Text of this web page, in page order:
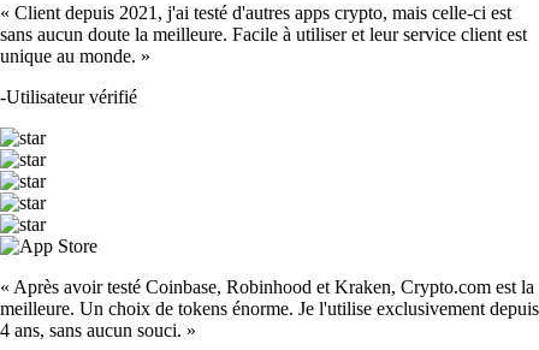
« Client depuis 2021, j'ai testé d'autres apps crypto, mais celle-ci est
sans aucun doute la meilleure. Facile à utiliser et leur service client est
unique au monde. »
-Utilisateur vérifié
« Après avoir testé Coinbase, Robinhood et Kraken, Crypto.com est la
meilleure. Un choix de tokens énorme. Je l'utilise exclusivement depuis
4 ans, sans aucun souci. »